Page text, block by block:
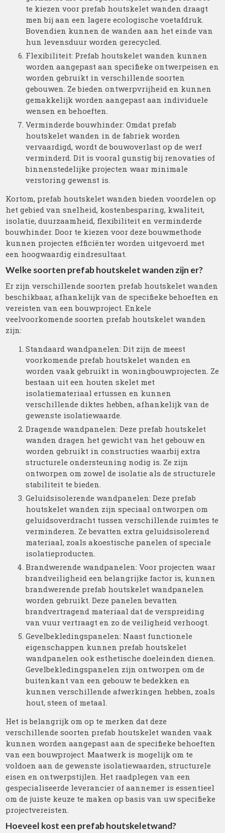
te kiezen voor prefab houtskelet wanden draagt
men bij aan een lagere ecologische voetafdruk.
Bovendien kunnen de wanden aan het einde van
hun levensduur worden gerecycled.
Flexibiliteit: Prefab houtskelet wanden kunnen
worden aangepast aan specifieke ontwerpeisen en
worden gebruikt in verschillende soorten
gebouwen. Ze bieden ontwerpvrijheid en kunnen
gemakkelijk worden aangepast aan individuele
wensen en behoeften.
Verminderde bouwhinder: Omdat prefab
houtskelet wanden in de fabriek worden
vervaardigd, wordt de bouwoverlast op de werf
verminderd. Dit is vooral gunstig bij renovaties of
binnenstedelijke projecten waar minimale
verstoring gewenst is.
Kortom, prefab houtskelet wanden bieden voordelen op
het gebied van snelheid, kostenbesparing, kwaliteit,
isolatie, duurzaamheid, flexibiliteit en verminderde
bouwhinder. Door te kiezen voor deze bouwmethode
kunnen projecten efficiënter worden uitgevoerd met
een hoogwaardig eindresultaat.
Welke soorten prefab houtskelet wanden zijn er?
Er zijn verschillende soorten prefab houtskelet wanden
beschikbaar, afhankelijk van de specifieke behoeften en
vereisten van een bouwproject. Enkele
veelvoorkomende soorten prefab houtskelet wanden
zijn:
Standaard wandpanelen: Dit zijn de meest
voorkomende prefab houtskelet wanden en
worden vaak gebruikt in woningbouwprojecten. Ze
bestaan uit een houten skelet met
isolatiemateriaal ertussen en kunnen
verschillende diktes hebben, afhankelijk van de
gewenste isolatiewaarde.
Dragende wandpanelen: Deze prefab houtskelet
wanden dragen het gewicht van het gebouw en
worden gebruikt in constructies waarbij extra
structurele ondersteuning nodig is. Ze zijn
ontworpen om zowel de isolatie als de structurele
stabiliteit te bieden.
Geluidsisolerende wandpanelen: Deze prefab
houtskelet wanden zijn speciaal ontworpen om
geluidsoverdracht tussen verschillende ruimtes te
verminderen. Ze bevatten extra geluidsisolerend
materiaal, zoals akoestische panelen of speciale
isolatieproducten.
Brandwerende wandpanelen: Voor projecten waar
brandveiligheid een belangrijke factor is, kunnen
brandwerende prefab houtskelet wandpanelen
worden gebruikt. Deze panelen bevatten
brandvertragend materiaal dat de verspreiding
van vuur vertraagt en zo de veiligheid verhoogt.
Gevelbekledingspanelen: Naast functionele
eigenschappen kunnen prefab houtskelet
wandpanelen ook esthetische doeleinden dienen.
Gevelbekledingspanelen zijn ontworpen om de
buitenkant van een gebouw te bedekken en
kunnen verschillende afwerkingen hebben, zoals
hout, steen of metaal.
Het is belangrijk om op te merken dat deze
verschillende soorten prefab houtskelet wanden vaak
kunnen worden aangepast aan de specifieke behoeften
van een bouwproject. Maatwerk is mogelijk om te
voldoen aan de gewenste isolatiewaarden, structurele
eisen en ontwerpstijlen. Het raadplegen van een
gespecialiseerde leverancier of aannemer is essentieel
om de juiste keuze te maken op basis van uw specifieke
projectvereisten.
Hoeveel kost een prefab houtskeletwand?